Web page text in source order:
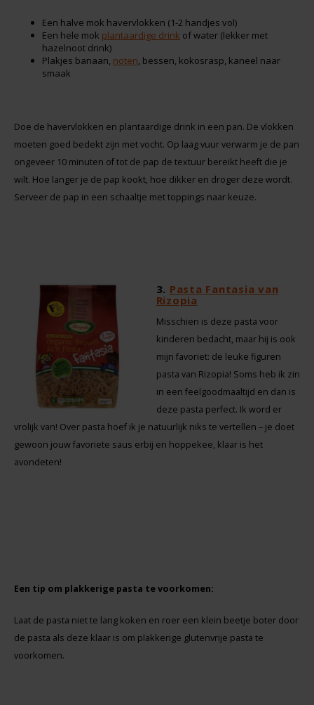
King Soba
Klein Duimpje
Le Poole
Leev
Lisa's Choice
Mixwell
Nairn's
Nakd
Nutrifree
Odenwald
Peak's Free From
Piaceri Mediterranei
Een halve mok havervlokken (1-2 handjes vol)
Een hele mok plantaardige drink of water (lekker met
hazelnoot drink)
Plakjes banaan, noten, bessen, kokosrasp, kaneel naar
smaak
Doe de havervlokken en plantaardige drink in een pan. De vlokken
moeten goed bedekt zijn met vocht. Op laag vuur verwarm je de pan
ongeveer 10 minuten of tot de pap de textuur bereikt heeft die je
wilt. Hoe langer je de pap kookt, hoe dikker en droger deze wordt.
Serveer de pap in een schaaltje met toppings naar keuze.
3. Pasta Fantasia van
Rizopia
Misschien is deze pasta voor
kinderen bedacht, maar hij is ook
mijn favoriet: de leuke figuren
pasta van Rizopia! Soms heb ik zin
in een feelgoodmaaltijd en dan is
deze pasta perfect. Ik word er
vrolijk van! Over pasta hoef ik je natuurlijk niks te vertellen – je doet
gewoon jouw favoriete saus erbij en hoppekee, klaar is het
avondeten!
Een tip om plakkerige pasta te voorkomen:
Laat de pasta niet te lang koken en roer een klein beetje boter door
de pasta als deze klaar is om plakkerige glutenvrije pasta te
voorkomen.